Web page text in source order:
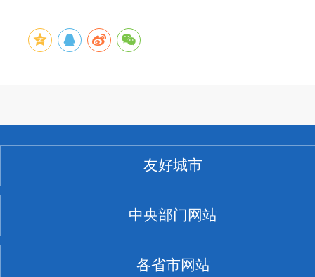
友好城市
中央部门网站
各省市网站